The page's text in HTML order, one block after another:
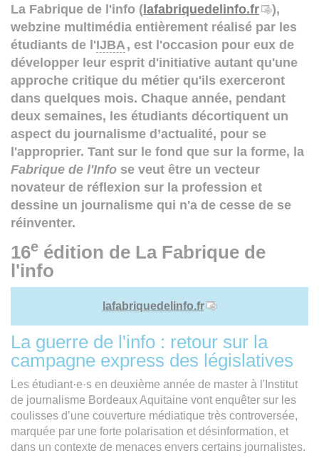
La Fabrique de l'info (lafabriquedelinfo.fr
),
webzine multimédia entièrement réalisé par les
étudiants de l'IJBA , est l'occasion pour eux de
développer leur esprit d'initiative autant qu'une
approche critique du métier qu'ils exerceront
dans quelques mois. Chaque année, pendant
deux semaines, les étudiants décortiquent un
aspect du journalisme d’actualité, pour se
l'approprier. Tant sur le fond que sur la forme, la
Fabrique de l'Info se veut être un vecteur
novateur de réflexion sur la profession et
dessine un journalisme qui n'a de cesse de se
réinventer.
16e édition de La Fabrique de
l'info
lafabriquedelinfo.fr
La guerre de l'info : retour sur la
campagne express des législatives
Les étudiant·e·s en deuxième année de master à l'Institut
de journalisme Bordeaux Aquitaine vont enquêter sur les
coulisses d’une couverture médiatique très controversée,
marquée par une forte polarisation et désinformation, et
dans un contexte de menaces envers certains journalistes.